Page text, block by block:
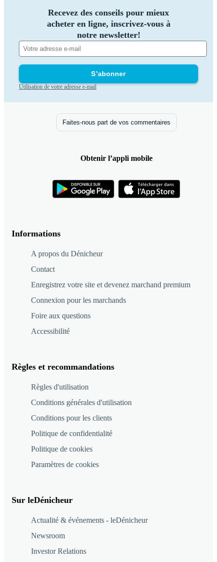
Recevez des conseils pour mieux
acheter en ligne, inscrivez-vous à
notre newsletter!
S’abonner
Utilisation de votre adresse e-mail
Informations
A propos du Dénicheur
Contact
Enregistrez votre site et devenez marchand premium
Connexion pour les marchands
Foire aux questions
Accessibilité
Règles et recommandations
Règles d'utilisation
Conditions générales d'utilisation
Conditions pour les clients
Politique de confidentialité
Politique de cookies
Paramètres de cookies
Sur leDénicheur
Actualité & événements - leDénicheur
Newsroom
Investor Relations
Faites-nous part de vos commentaires
Obtenir l’appli mobile